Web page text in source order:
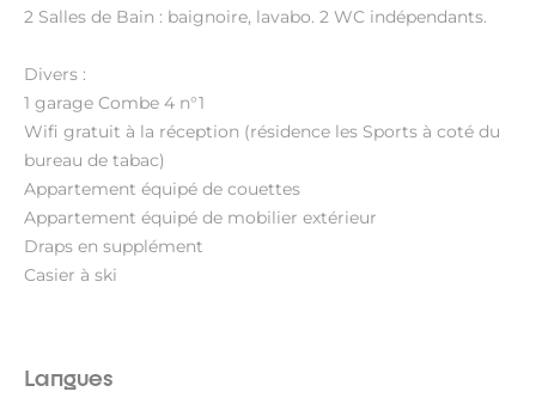
2 Salles de Bain : baignoire, lavabo. 2 WC indépendants.
Divers :
1 garage Combe 4 n°1
Wifi gratuit à la réception (résidence les Sports à coté du
bureau de tabac)
Appartement équipé de couettes
Appartement équipé de mobilier extérieur
Draps en supplément
Casier à ski
Langues